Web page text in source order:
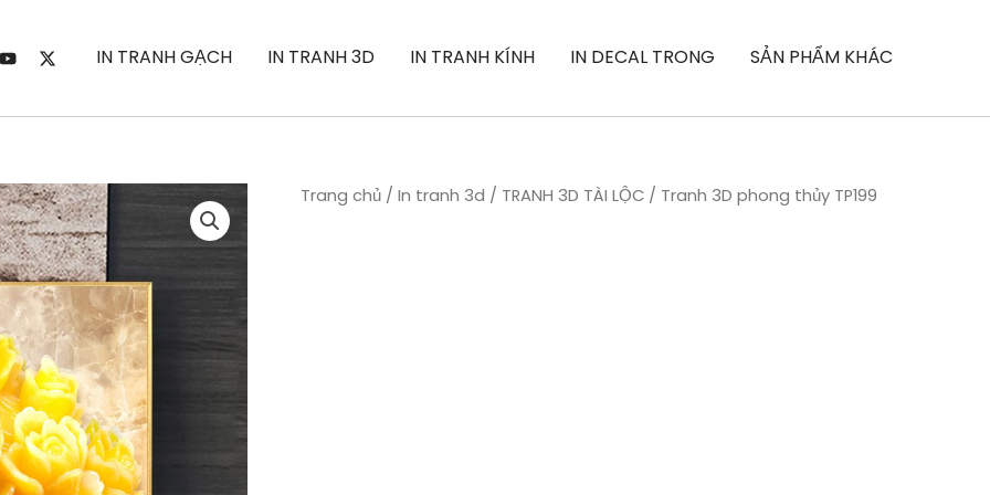
IN TRANH GẠCH IN TRANH 3D IN TRANH KÍNH IN DECAL TRONG SẢN PHẨM KHÁC
Trang chủ / In tranh 3d / TRANH 3D TÀI LỘC / Tranh 3D phong thủy TP199